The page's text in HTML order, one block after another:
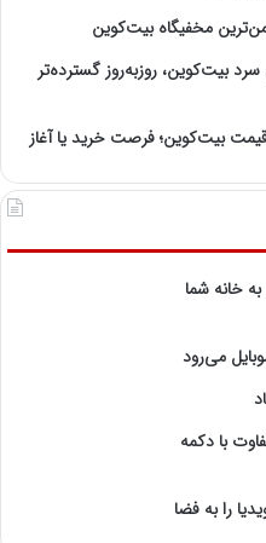
مخفیگاه بیت‌کوین
بیت‌کوین، روزبه‌روز گسترده‌تر
قیمت بیت‌کوین؛ فرصت خرید یا آغاز
به خانه شما
می‌رود
با دکمه
را به فضا